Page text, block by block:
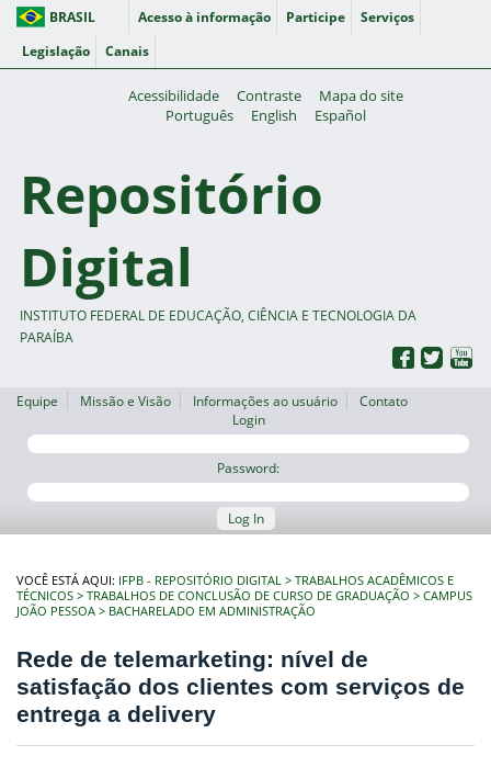
BRASIL Acesso à informação Participe
Serviços
Legislação
Canais
Acessibilidade Contraste
Mapa do site
Português
English Español
Repositório
Digital
INSTITUTO FEDERAL DE EDUCAÇÃO, CIÊNCIA E TECNOLOGIA DA
PARAÍBA
Equipe Missão e Visão Informações ao usuário
Contato
Login
Password:
Log In
VOCÊ ESTÁ AQUI: IFPB - REPOSITÓRIO DIGITAL
TRABALHOS ACADÊMICOS E
TÉCNICOS
TRABALHOS DE CONCLUSÃO DE CURSO DE GRADUAÇÃO
CAMPUS
JOÃO PESSOA
BACHARELADO EM ADMINISTRAÇÃO
Rede de telemarketing: nível de
satisfação dos clientes com serviços de
entrega a delivery